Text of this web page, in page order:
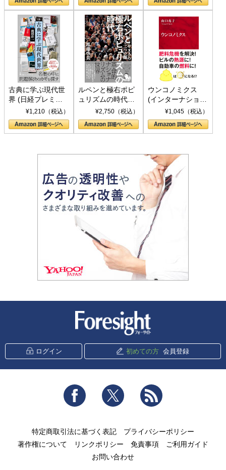
書)
古典に学ぶ現代世
界 (日経プレミア
シリーズ)¥1,210（税込）
ルペンと極右ポピ
ュリズムの時代：
〈ヤヌス〉の二つ
の顔
¥2,750（税込）
ウンコノミクス
(インターナショナ
ル新書)¥1,045（税込）
ログイン 初めての方 会員登録
Facebook Twitter
特定商取引法に基づく表記
プライバシーポリシー
著作権について
リンクポリシー 免責事項
ご利用ガイド
お問い合わせ